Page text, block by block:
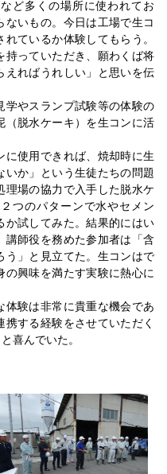
ど多くの場所に使われてお
ないもの。今日は工場で生コ
ているか体験してもらう。
持っていただき、願わくば将
えればうれしい」と思いを伝
やスランプ試験等の体験の
（脱水ケーキ）を生コンに活
使用できれば、焼却時に生
いか」という生徒たちの問題
理場の協力で入手した脱水ケ
つのパターンで水やセメン
か試してみた。結果的にはい
講師役を務めた参加者は「含
う」と見立てた。生コンはで
の興味を満たす実験に熱心に
験は非常に貴重な機会であ
する経験をさせていただく
喜んでいた。